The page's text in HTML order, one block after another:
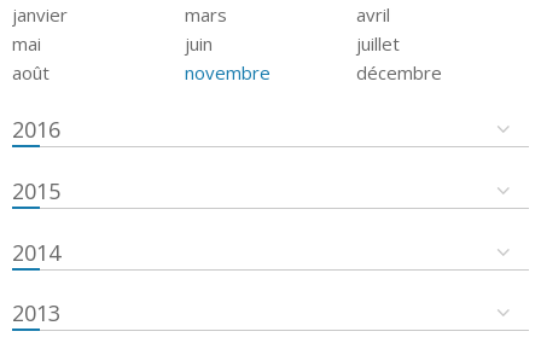
janvier mars
avril
mai
juin
juillet
août
novembre décembre
2016
2015
2014
2013